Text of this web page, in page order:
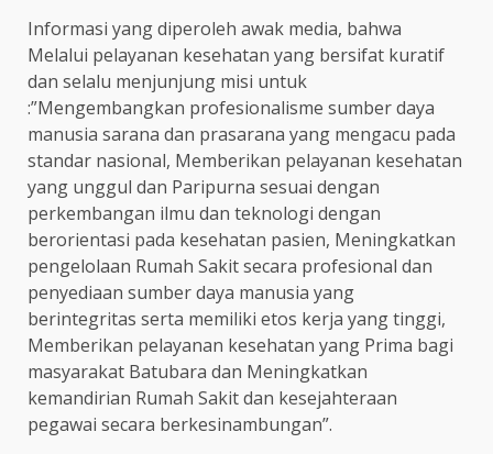
Informasi yang diperoleh awak media, bahwa
Melalui pelayanan kesehatan yang bersifat kuratif
dan selalu menjunjung misi untuk
:”Mengembangkan profesionalisme sumber daya
manusia sarana dan prasarana yang mengacu pada
standar nasional, Memberikan pelayanan kesehatan
yang unggul dan Paripurna sesuai dengan
perkembangan ilmu dan teknologi dengan
berorientasi pada kesehatan pasien, Meningkatkan
pengelolaan Rumah Sakit secara profesional dan
penyediaan sumber daya manusia yang
berintegritas serta memiliki etos kerja yang tinggi,
Memberikan pelayanan kesehatan yang Prima bagi
masyarakat Batubara dan Meningkatkan
kemandirian Rumah Sakit dan kesejahteraan
pegawai secara berkesinambungan”.